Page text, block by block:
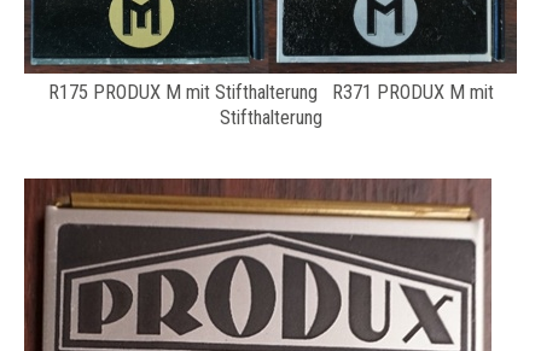
R175 PRODUX M mit Stifthalterung R371 PRODUX M mit
Stifthalterung